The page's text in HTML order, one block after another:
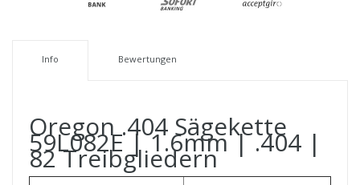
Info Bewertungen
Oregon .404 Sägekette
59L082E | 1.6mm | .404 |
82 Treibgliedern